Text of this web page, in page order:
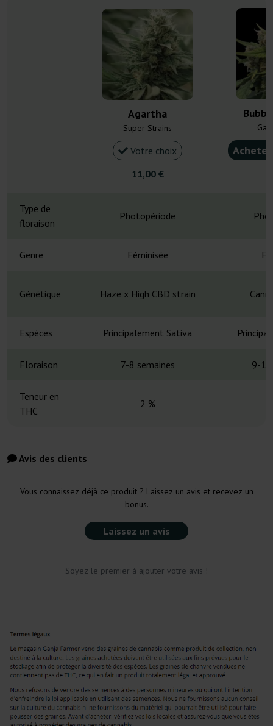
Agartha
Super Strains
Votre choix
11,00 €
Type de
floraison
Photopériode
Genre Féminisée
Génétique Haze x High CBD strain
Espèces Principalement Sativa
Floraison 7-8 semaines 9-10
Teneur en
THC
2 %
Avis des clients
Vous connaissez déjà ce produit ? Laissez un avis et recevez un
bonus.
Laissez un avis
Soyez le premier à ajouter votre avis !